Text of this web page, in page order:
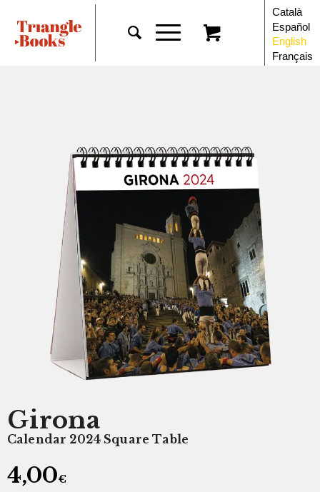
Català
Español
English
Français
Girona
Calendar 2024 Square Table
4,00€